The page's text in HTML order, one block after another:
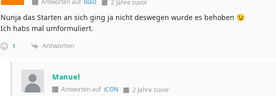
Antworten auf blaiz 2 Jahre zuvor
Nunja das Starten an sich ging ja nicht deswegen wurde es behoben 😉
Ich habs mal umformuliert.
1 Antworten
Manuel
Antworten auf iCON 2 Jahre zuvor